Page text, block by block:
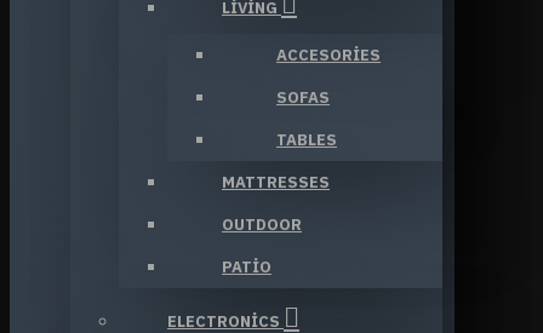
LIVING
ACCESORIES
SOFAS
TABLES
MATTRESSES
OUTDOOR
PATIO
ELECTRONICS